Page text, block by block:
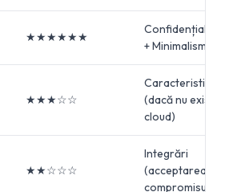
★★★★★★
+ Minimalism
★★★☆☆
Caracteristici
(dacă nu există
cloud)
★★☆☆☆
Integrări
(acceptarea